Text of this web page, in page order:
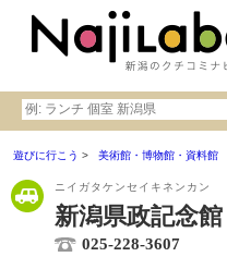
遊びに行こう 美術館・博物館・資料館
ニイガタケンセイキネンカン
新潟県政記念館
025-228-3607